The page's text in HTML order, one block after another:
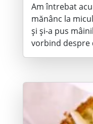
Am întrebat
mănânc la
și și-a pus
vorbind despre